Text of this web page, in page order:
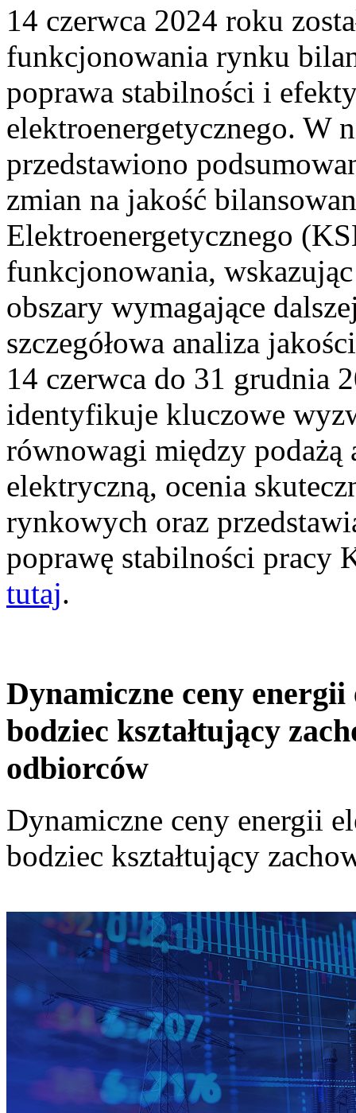
14 czerwca 2024 roku
funkcjonowania rynku
poprawa stabilności i
elektroenergetycznego. W
przedstawiono
zmian na jakość
Elektroenergetycznego
funkcjonowania,
obszary wymagające
szczegółowa analiza
14 czerwca do 31 grudnia
identyfikuje kluczowe
równowagi między podażą
elektryczną, ocenia
rynkowych oraz
poprawę stabilności pracy
tutaj.
Dynamiczne ceny
bodziec kształtujący
odbiorców
Dynamiczne ceny energii
bodziec kształtujący